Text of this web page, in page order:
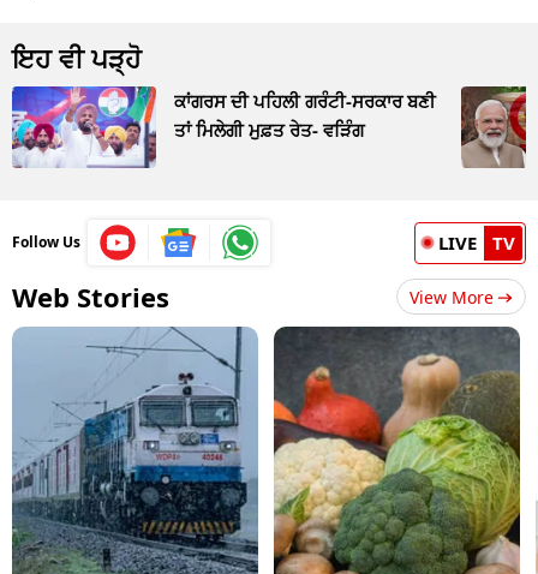
ਇਹ ਵੀ ਪੜ੍ਹੋ
ਕਾਂਗਰਸ ਦੀ ਪਹਿਲੀ ਗਰੰਟੀ-ਸਰਕਾਰ ਬਣੀ
ਤਾਂ ਮਿਲੇਗੀ ਮੁਫ਼ਤ ਰੇਤ- ਵੜਿੰਗ
Follow Us LIVE TV
Web Stories View More